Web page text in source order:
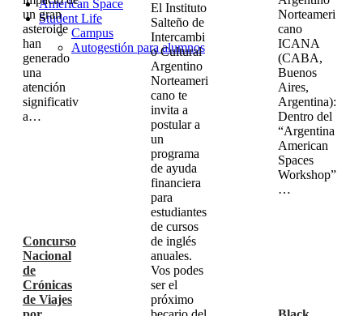
American Space
Student Life
Campus
Autogestión para alumnos
un gran
asteroide
han
generado
una
atención
significativ
a…
Norteameri
cano
ICANA
(CABA,
Buenos
Aires,
Argentina):
Dentro del
“Argentina
American
Spaces
Workshop”
…
El Instituto
Salteño de
Intercambi
o Cultural
Argentino
Norteameri
cano te
invita a
postular a
un
programa
de ayuda
financiera
para
estudiantes
de cursos
de inglés
anuales.
Vos podes
ser el
próximo
Concurso
Nacional
de
Crónicas
de Viajes